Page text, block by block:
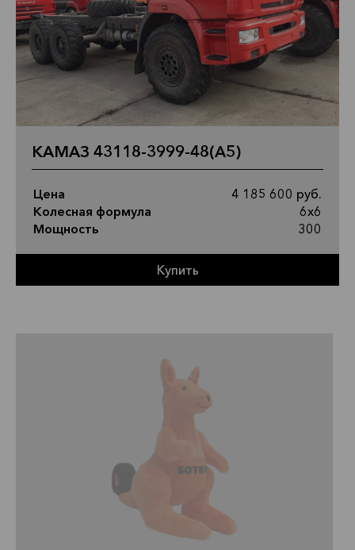
КАМАЗ 43118-3999-48(А5)
Цена
4 185 600 руб.
Колесная формула
6х6
Мощность
300
Купить